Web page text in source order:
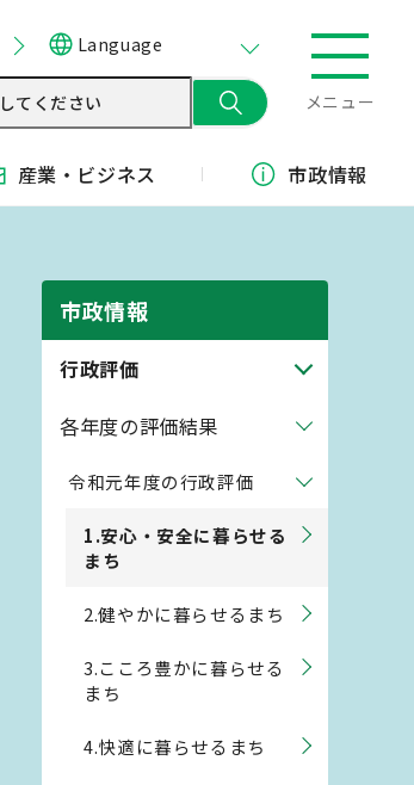
Language
メニュー
産業・ ビジネス 市政情報
市政情報
行政評価
各年度の評価結果
令和元年度の行政評価
1.安心・安全に暮らせる
まち
2.健やかに暮らせるまち
3.こころ豊かに暮らせる
まち
4.快適に暮らせるまち